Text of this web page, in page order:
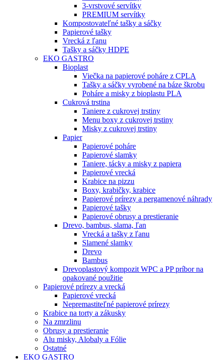
3-vrstvové servítky
PREMIUM servítky
Kompostovateľné tašky a sáčky
Papierové tašky
Vrecká z ľanu
Tašky a sáčky HDPE
EKO GASTRO
Bioplast
Viečka na papierové poháre z CPLA
Tašky a sáčky vyrobené na báze škrobu
Poháre a misky z bioplastu PLA
Cukrová trstina
Taniere z cukrovej trstiny
Menu boxy z cukrovej trstiny
Misky z cukrovej trstiny
Papier
Papierové poháre
Papierové slamky
Taniere, tácky a misky z papiera
Papierové vrecká
Krabice na pizzu
Boxy, krabičky, krabice
Papierové prírezy a pergamenové náhrady
Papierové tašky
Papierové obrusy a prestieranie
Drevo, bambus, slama, ľan
Vrecká a tašky z ľanu
Slamené slamky
Drevo
Bambus
Drevoplastový kompozit WPC a PP príbor na
opakované použitie
Papierové prírezy a vrecká
Papierové vrecká
Nepremastiteľné papierové prírezy
Krabice na torty a zákusky
Na zmrzlinu
Obrusy a prestieranie
Alu misky, Alobaly a Fólie
Ostatné
EKO GASTRO